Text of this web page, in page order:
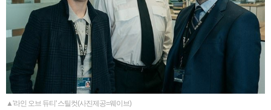
▲'라인 오브 듀티' 스틸컷(사진제공=웨이브)